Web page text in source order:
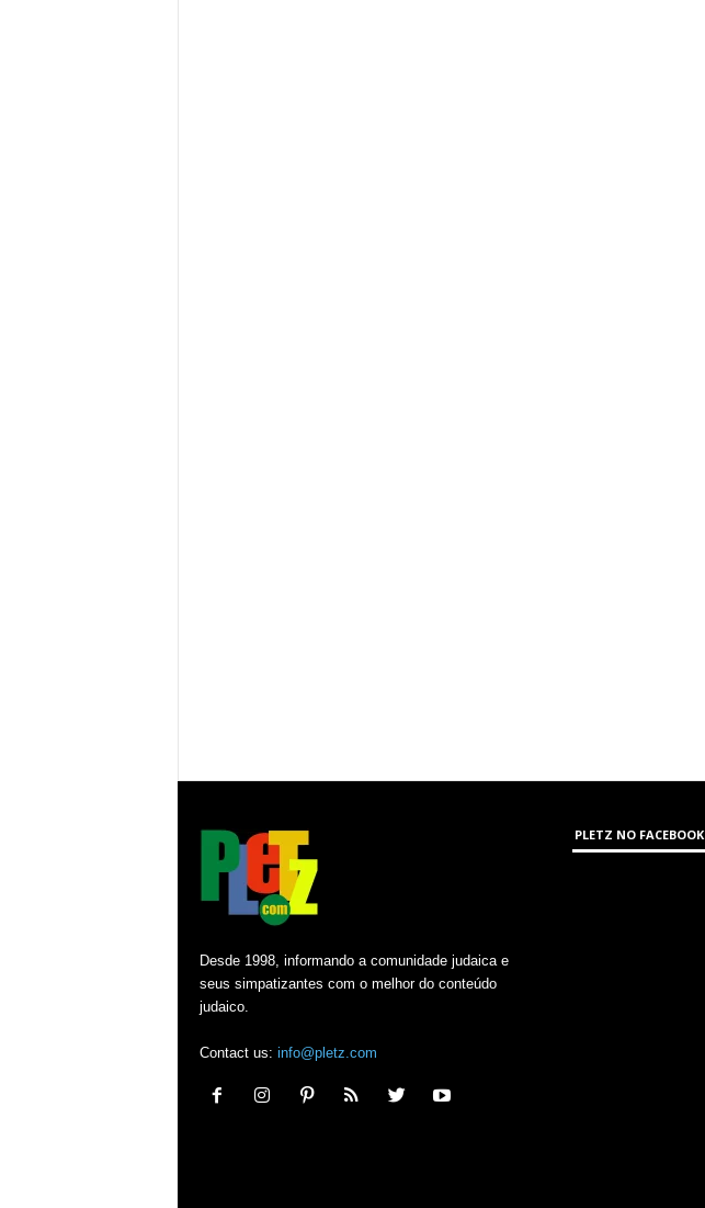
Desde 1998, informando a comunidade judaica e
seus simpatizantes com o melhor do conteúdo
judaico.
Contact us: info@pletz.com
PLETZ NO FACEBOOK